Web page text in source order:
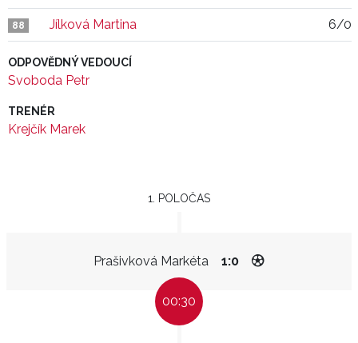
88 Jílková Martina 6/0
ODPOVĚDNÝ VEDOUCÍ
Svoboda Petr
TRENÉR
Krejčík Marek
1. POLOČAS
Prašivková Markéta 1:0
00:30